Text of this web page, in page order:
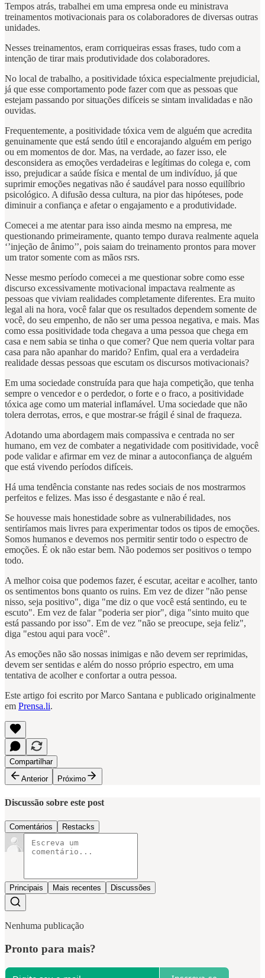
Tempos atrás, trabalhei em uma empresa onde eu ministrava
treinamentos motivacionais para os colaboradores de diversas outras
unidades.
Nesses treinamentos, eram corriqueiras essas frases, tudo com a
intenção de tirar mais produtividade dos colaboradores.
No local de trabalho, a positividade tóxica especialmente prejudicial,
já que esse comportamento pode fazer com que as pessoas que
estejam passando por situações difíceis se sintam invalidadas e não
ouvidas.
Frequentemente, a positividade tóxica vem de alguém que acredita
genuinamente que está sendo útil e encorajando alguém em perigo
ou em momentos de dor. Mas, na verdade, ao fazer isso, ele
desconsidera as emoções verdadeiras e legítimas do colega e, com
isso, prejudicar a saúde física e mental de um indivíduo, já que
suprimir emoções negativas não é saudável para nosso equilíbrio
psicológico. A difusão dessa cultura, na pior das hipóteses, pode
diminuir a confiança e afetar o engajamento e a produtividade.
Comecei a me atentar para isso ainda mesmo na empresa, me
questionando primeiramente, quanto tempo durava realmente aquela
‘’injeção de ânimo’’, pois saiam do treinamento prontos para mover
um trator somente com as mãos rsrs.
Nesse mesmo período comecei a me questionar sobre como esse
discurso excessivamente motivacional impactava realmente as
pessoas que viviam realidades completamente diferentes. Era muito
legal ali na hora, você falar que os resultados dependem somente de
você, do seu empenho, de não ser uma pessoa negativa, e mais. Mas
como essa positividade toda chegava a uma pessoa que chega em
casa e nem sabia se tinha o que comer? Que nem queria voltar para
casa para não apanhar do marido? Enfim, qual era a verdadeira
realidade dessas pessoas que escutam os discursos motivacionais?
Em uma sociedade construída para que haja competição, que tenha
sempre o vencedor e o perdedor, o forte e o fraco, a positividade
tóxica age como um material inflamável. Uma sociedade que não
tolera derrotas, erros, e que mostrar-se frágil é sinal de fraqueza.
Adotando uma abordagem mais compassiva e centrada no ser
humano, em vez de combater a negatividade com positividade, você
pode validar e afirmar em vez de minar a autoconfiança de alguém
que está vivendo períodos difíceis.
Há uma tendência constante nas redes sociais de nos mostrarmos
perfeitos e felizes. Mas isso é desgastante e não é real.
Se houvesse mais honestidade sobre as vulnerabilidades, nos
sentiríamos mais livres para experimentar todos os tipos de emoções.
Somos humanos e devemos nos permitir sentir todo o espectro de
emoções. É ok não estar bem. Não podemos ser positivos o tempo
todo.
A melhor coisa que podemos fazer, é escutar, aceitar e acolher, tanto
os sentimentos bons quanto os ruins. Em vez de dizer "não pense
nisso, seja positivo", diga "me diz o que você está sentindo, eu te
escuto". Em vez de falar "poderia ser pior", diga "sinto muito que
está passando por isso". Em de vez "não se preocupe, seja feliz",
diga "estou aqui para você".
As emoções não são nossas inimigas e não devem ser reprimidas,
devem ser sentidas e além do nosso próprio espectro, em uma
tentativa de acolher e confortar a outra pessoa.
Este artigo foi escrito por Marco Santana e publicado originalmente
em Prensa.li.
Compartilhar
Anterior
Próximo
Discussão sobre este post
Comentários Restacks
Principais Mais recentes Discussões
Nenhuma publicação
Pronto para mais?